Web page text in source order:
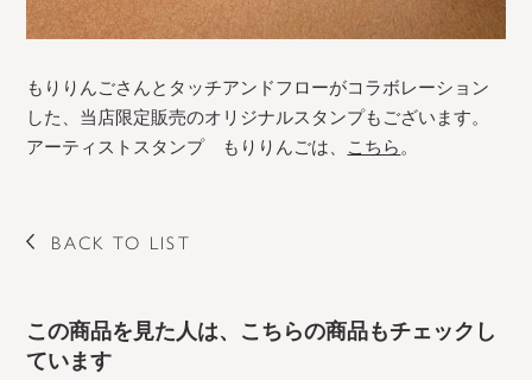
もりりんごさんとタッチアンドフローがコラボレーション
した、当店限定販売のオリジナルスタンプもございます。
アーティストスタンプ もりりんごは、 こちら 。
BACK TO LIST
この商品を見た人は、こちらの商品もチェックし
ています